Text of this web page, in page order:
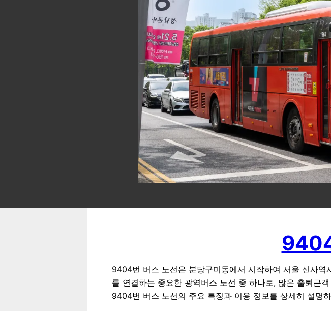
9404번 버스 노선은 분당구미동에서 시작하여 서울 신사
를 연결하는 중요한 광역버스 노선 중 하나로, 많은 출퇴근
9404번 버스 노선의 주요 특징과 이용 정보를 상세히 설명